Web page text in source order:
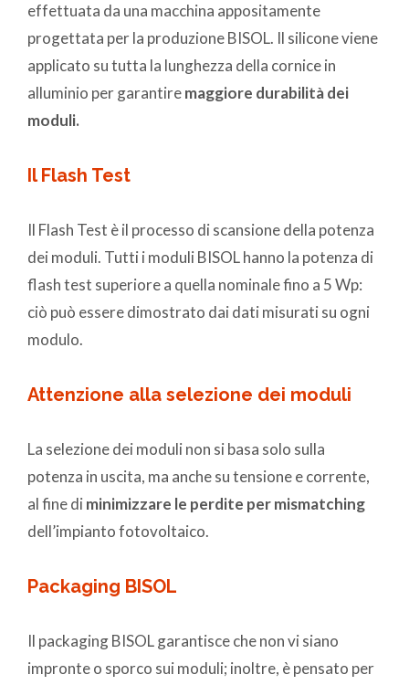
effettuata da una macchina appositamente
progettata per la produzione BISOL. Il silicone viene
applicato su tutta la lunghezza della cornice in
alluminio per garantiremaggiore durabilità dei
moduli.
Il Flash Test
Il Flash Test è il processo di scansione della potenza
dei moduli. Tutti i moduli BISOL hanno la potenza di
flash test superiore a quella nominale fino a 5 Wp:
ciò può essere dimostrato dai dati misurati su ogni
modulo.
Attenzione alla selezione dei moduli
La selezione dei moduli non si basa solo sulla
potenza in uscita, ma anche su tensione e corrente,
al fine di minimizzare le perdite per mismatching
dell’impianto fotovoltaico.
Packaging BISOL
Il packaging BISOL garantisce che non vi siano
impronte o sporco sui moduli; inoltre, è pensato per